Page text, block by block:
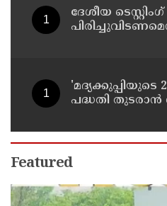
ദേശീയ
'മദ്യക്കുപ്പിയുടെ
പദ്ധതി
നന്ദി';
രാജേഷ്
Featured